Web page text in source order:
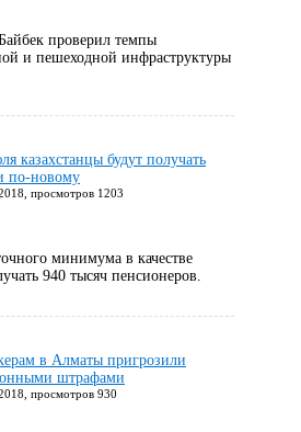
проверил темпы
и пешеходной инфраструктуры
казахстанцы будут получать
по-новому
просмотров 1203
минимума в качестве
940 тысяч пенсионеров.
в Алматы пригрозили
штрафами
просмотров 930